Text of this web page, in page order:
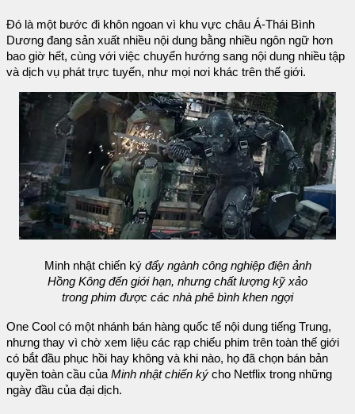
Đó là một bước đi khôn ngoan vì khu vực châu Á-Thái Bình
Dương đang sản xuất nhiều nội dung bằng nhiều ngôn ngữ hơn
bao giờ hết, cùng với việc chuyển hướng sang nội dung nhiều tập
và dịch vụ phát trực tuyến, như mọi nơi khác trên thế giới.
Minh nhật chiến ký đẩy ngành công nghiệp điện ảnh
Hồng Kông đến giới hạn, nhưng chất lượng kỹ xảo
trong phim được các nhà phê bình khen ngợi
One Cool có một nhánh bán hàng quốc tế nội dung tiếng Trung,
nhưng thay vì chờ xem liệu các rạp chiếu phim trên toàn thế giới
có bắt đầu phục hồi hay không và khi nào, họ đã chọn bán bản
quyền toàn cầu củaMinh nhật chiến ký cho Netflix trong những
ngày đầu của đại dịch.